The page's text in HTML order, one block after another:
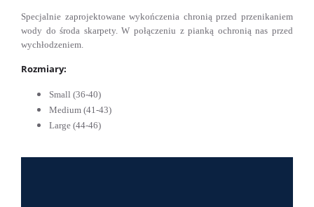
Specjalnie zaprojektowane wykończenia chronią przed przenikaniem
wody do środa skarpety. W połączeniu z pianką ochronią nas przed
wychłodzeniem.
Rozmiary:
Small (36-40)
Medium (41-43)
Large (44-46)